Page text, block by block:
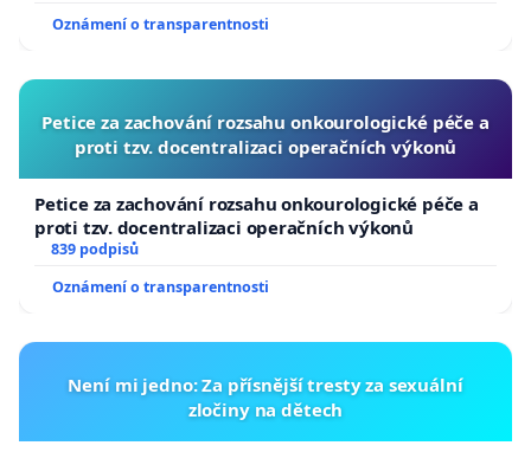
Oznámení o transparentnosti
Petice za zachování rozsahu onkourologické péče a
proti tzv. docentralizaci operačních výkonů
Petice za zachování rozsahu onkourologické péče a
proti tzv. docentralizaci operačních výkonů
839 podpisů
Oznámení o transparentnosti
Není mi jedno: Za přísnější tresty za sexuální
zločiny na dětech